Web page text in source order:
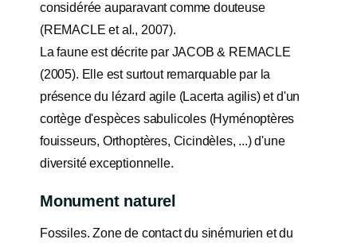
considérée auparavant comme douteuse
(REMACLE et al., 2007).
La faune est décrite par JACOB & REMACLE
(2005). Elle est surtout remarquable par la
présence du lézard agile (Lacerta agilis) et d'un
cortège d'espèces sabulicoles (Hyménoptères
fouisseurs, Orthoptères, Cicindèles, ...) d'une
diversité exceptionnelle.
Monument naturel
Fossiles. Zone de contact du sinémurien et du